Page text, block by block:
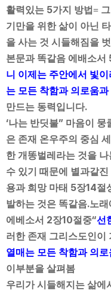
활력있는 5가지 방법=
기만을 위한 삶이 아닌
을 사는 것 시들해짐을
본문과 똑같음 에배소서
니 이제는 주안에서 빛
는 모든 착함과 의로움
만드는 동력입니다.
‘나는 반딧불” 마음이 뭉
은 존재 온우주의 중심
한 개똥벌레라는 것을
수 있기 때문에 별과같
용과 희망 마태 5장14절
발하는 것은 똑같음.노
에베소서 2장10절중“선
러한 존재 그리스도인이
열매는 모든 착함과 의
이부분을 살펴봄
우리가 시들해지는 삶에